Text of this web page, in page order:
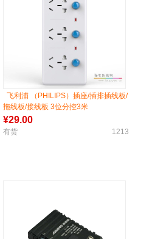
飞利浦 （PHILIPS）插座/插排插线板/
拖线板/接线板 3位分控3米
¥29.00
有货 1213